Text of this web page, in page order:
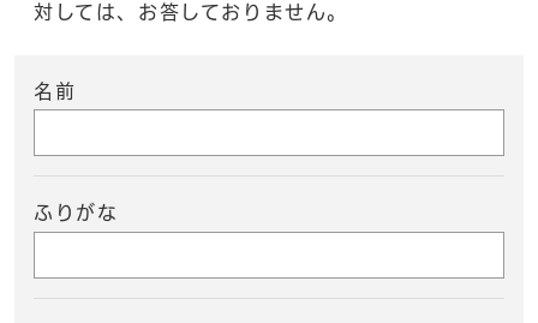
対しては、お答しておりません。
名前
ふりがな